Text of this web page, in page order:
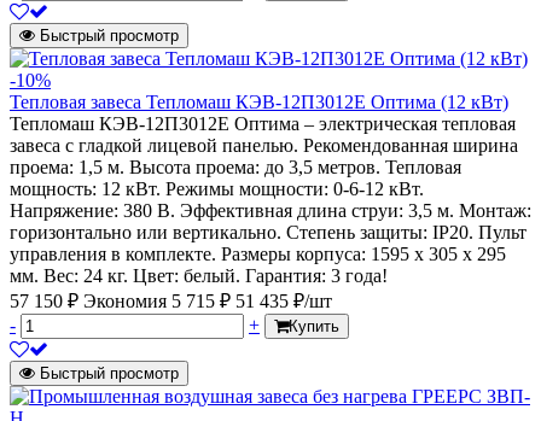
Быстрый просмотр
-10%
Тепловая завеса Тепломаш КЭВ-12П3012Е Оптима (12 кВт)
Тепломаш КЭВ-12П3012Е Оптима – электрическая тепловая
завеса с гладкой лицевой панелью. Рекомендованная ширина
проема: 1,5 м. Высота проема: до 3,5 метров. Тепловая
мощность: 12 кВт. Режимы мощности: 0-6-12 кВт.
Напряжение: 380 В. Эффективная длина струи: 3,5 м. Монтаж:
горизонтально или вертикально. Степень защиты: IP20. Пульт
управления в комплекте. Размеры корпуса: 1595 х 305 х 295
мм. Вес: 24 кг. Цвет: белый. Гарантия: 3 года!
57 150 ₽ Экономия 5 715 ₽ 51 435 ₽/шт
-
+ Купить
Быстрый просмотр